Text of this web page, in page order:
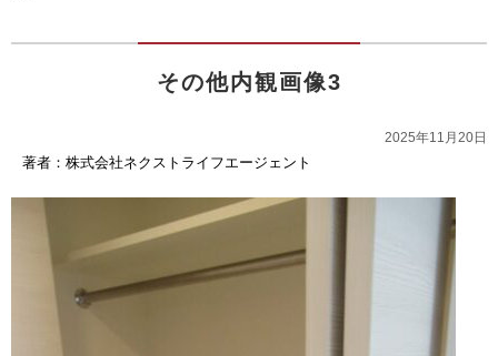
: Attempt to read property
agent.com/public_html/
content/themes/
on line9
その他内観画像3
2025年11月20日
著者：株式会社ネクストライフエージェント